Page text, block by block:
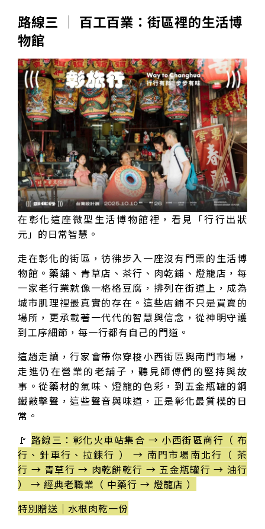
路線三 │ 百工百業：街區裡的生活博
物館
在彰化這座微型生活博物館裡，看見「行行出狀
元」的日常智慧。
走在彰化的街區，彷彿步入一座沒有門票的生活博
物館。藥舖、青草店、茶行、肉乾鋪、燈籠店，每
一家老行業就像一格格豆腐，排列在街道上，成為
城市肌理裡最真實的存在。這些店鋪不只是買賣的
場所，更承載著一代代的智慧與信念，從神明守護
到工序細節，每一行都有自己的門道。
這趟走讀，行家會帶你穿梭小西街區與南門市場，
走進仍在營業的老舖子，聽見師傅們的堅持與故
事。從藥材的氣味、燈籠的色彩，到五金瓶罐的鋼
鐵敲擊聲，這些聲音與味道，正是彰化最質樸的日
常。
🚩 路線三：彰化火車站集合 → 小西街區商行（ 布
行、針車行、拉鍊行 ） → 南門市場南北行（ 茶
行 → 青草行 → 肉乾餅乾行 → 五金瓶罐行 → 油行
） → 經典老職業（ 中藥行 → 燈籠店 ）
特別贈送｜水根肉乾一份